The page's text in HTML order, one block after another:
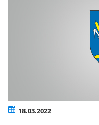
18.03.2022